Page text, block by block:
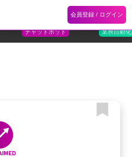
会員登録 / ログイン
チャットボット
3
Flokzu
業務自動化
記事